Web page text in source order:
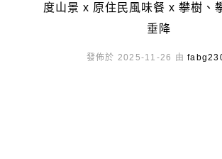
度山景 x 原住民風味餐 x 攀樹、
垂降
發佈於 2025-11-26 由